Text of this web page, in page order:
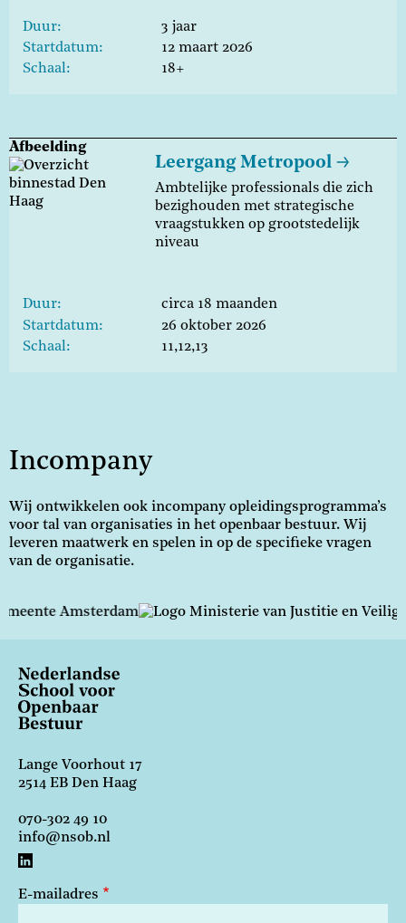
Duur
3 jaar
Startdatum
12 maart 2026
Schaal
18+
Afbeelding
Leergang Metropool
Ambtelijke professionals die zich
bezighouden met strategische
vraagstukken op grootstedelijk
niveau
Duur
circa 18 maanden
Startdatum
26 oktober 2026
Schaal
11,12,13
Incompany
Wij ontwikkelen ook incompany opleidingsprogramma’s
voor tal van organisaties in het openbaar bestuur. Wij
leveren maatwerk en spelen in op de specifieke vragen
van de organisatie.
Lange Voorhout 17
2514 EB Den Haag
070-302 49 10
info@nsob.nl
E-mailadres